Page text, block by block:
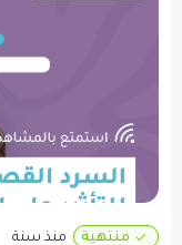
منتهية منذ سنة